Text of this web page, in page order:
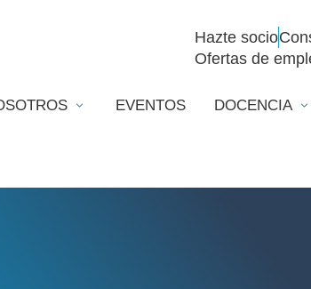
Hazte socio
Ofertas de
EVENTOS DOCENCIA